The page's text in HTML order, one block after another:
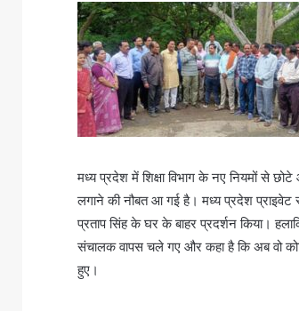
मध्य प्रदेश में शिक्षा विभाग के नए नियमों से
लगाने की नौबत आ गई है। मध्य प्रदेश
प्रताप सिंह के घर के बाहर प्रदर्शन किया।
संचालक वापस चले गए और कहा है कि अब वो
हुए।